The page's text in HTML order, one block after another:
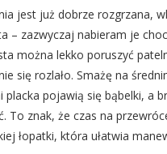
jest już dobrze rozgrzana,
– zazwyczaj nabieram je
można lekko poruszyć
się rozlało. Smażę na
placka pojawią się bąbelki, a
To znak, że czas na
łopatki, która ułatwia